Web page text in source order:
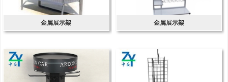
金属展示架 金属展示架